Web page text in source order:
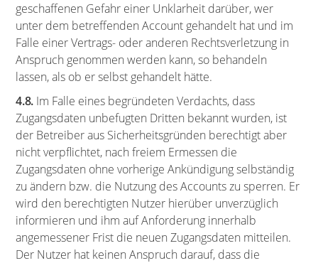
geschaffenen Gefahr einer Unklarheit darüber, wer
unter dem betreffenden Account gehandelt hat und im
Falle einer Vertrags- oder anderen Rechtsverletzung in
Anspruch genommen werden kann, so behandeln
lassen, als ob er selbst gehandelt hätte.
4.8.Im Falle eines begründeten Verdachts, dass
Zugangsdaten unbefugten Dritten bekannt wurden, ist
der Betreiber aus Sicherheitsgründen berechtigt aber
nicht verpflichtet, nach freiem Ermessen die
Zugangsdaten ohne vorherige Ankündigung selbständig
zu ändern bzw. die Nutzung des Accounts zu sperren. Er
wird den berechtigten Nutzer hierüber unverzüglich
informieren und ihm auf Anforderung innerhalb
angemessener Frist die neuen Zugangsdaten mitteilen.
Der Nutzer hat keinen Anspruch darauf, dass die